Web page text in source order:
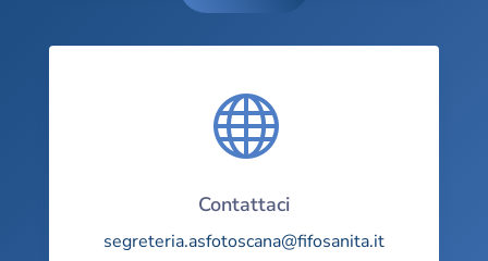

Contattaci
segreteria.asfotoscana@fifosanita.it